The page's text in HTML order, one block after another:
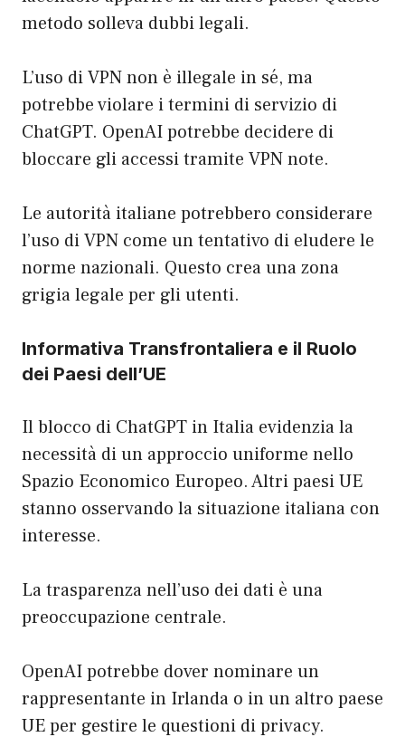
metodo solleva dubbi legali.
L’uso di VPN non è illegale in sé, ma
potrebbe violare i termini di servizio di
ChatGPT. OpenAI potrebbe decidere di
bloccare gli accessi tramite VPN note.
Le autorità italiane potrebbero considerare
l’uso di VPN come un tentativo di eludere le
norme nazionali. Questo crea una zona
grigia legale per gli utenti.
Informativa Transfrontaliera e il Ruolo
dei Paesi dell’UE
Il blocco di ChatGPT in Italia evidenzia la
necessità di un approccio uniforme nello
Spazio Economico Europeo. Altri paesi UE
stanno osservando la situazione italiana con
interesse.
La trasparenza nell’uso dei dati è una
preoccupazione centrale.
OpenAI potrebbe dover nominare un
rappresentante in Irlanda o in un altro paese
UE per gestire le questioni di privacy.